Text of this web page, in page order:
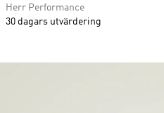
Herr Performance
30 dagars utvärdering